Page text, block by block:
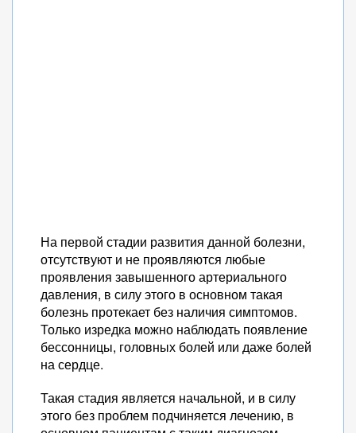
На первой стадии развития данной болезни,
отсутствуют и не проявляются любые
проявления завышенного артериального
давления, в силу этого в основном такая
болезнь протекает без наличия симптомов.
Только изредка можно наблюдать появление
бессонницы, головных болей или даже болей
на сердце.
Такая стадия является начальной, и в силу
этого без проблем подчиняется лечению, в